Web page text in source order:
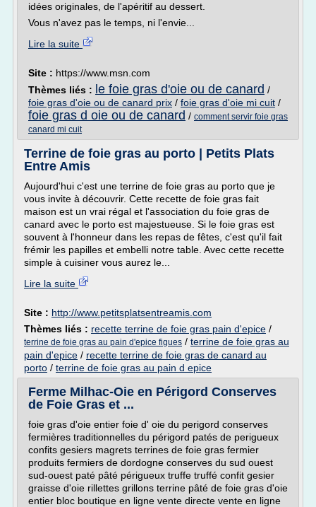
idées originales, de l'apéritif au dessert.
Vous n'avez pas le temps, ni l'envie...
Lire la suite
Site : https://www.msn.com
Thèmes liés : le foie gras d'oie ou de canard /
foie gras d'oie ou de canard prix / foie gras d'oie mi cuit /
foie gras d oie ou de canard / comment servir foie gras
canard mi cuit
Terrine de foie gras au porto | Petits Plats
Entre Amis
Aujourd'hui c'est une terrine de foie gras au porto que je
vous invite à découvrir. Cette recette de foie gras fait
maison est un vrai régal et l'association du foie gras de
canard avec le porto est majestueuse. Si le foie gras est
souvent à l'honneur dans les repas de fêtes, c'est qu'il fait
frémir les papilles et embelli notre table. Avec cette recette
simple à cuisiner vous aurez le...
Lire la suite
Site : http://www.petitsplatsentreamis.com
Thèmes liés : recette terrine de foie gras pain d'epice /
terrine de foie gras au pain d'epice figues / terrine de foie gras au
pain d'epice / recette terrine de foie gras de canard au
porto / terrine de foie gras au pain d epice
Ferme Milhac-Oie en Périgord Conserves
de Foie Gras et ...
foie gras d'oie entier foie d' oie du perigord conserves
fermières traditionnelles du périgord patés de perigueux
confits gesiers magrets terrines de foie gras fermier
produits fermiers de dordogne conserves du sud ouest
sud-ouest paté pâté périgueux truffe truffé confit gesier
graisse d'oie rillettes grillons terrine pâté de foie gras d'oie
entier bloc boutique en ligne vente directe vente en ligne